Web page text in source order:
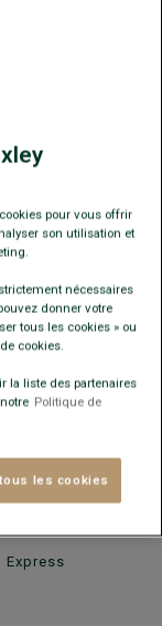
Express
pour vous offrir
son utilisation et
nécessaires
donner votre
tous les cookies » ou
cookies.
la liste des partenaires
Politique de
les cookies